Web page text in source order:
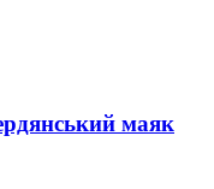
маяк